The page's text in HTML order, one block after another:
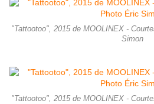
"Tattootoo", 2015 de MOOLINEX -
Simon
"Tattootoo", 2015 de MOOLINEX -